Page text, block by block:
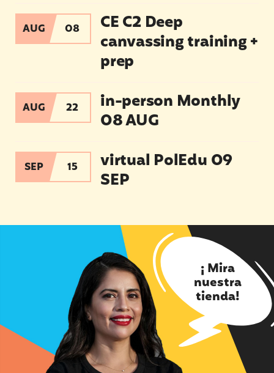
CE C2 Deep canvassing training + prep
AUG 08
CE C2 Deep
canvassing training +
prep
in-person Monthly 08 AUG
AUG 22
in-person Monthly
08 AUG
virtual PolEdu 09 SEP
SEP 15
virtual PolEdu 09
SEP
¡ Mira
nuestra
tienda!